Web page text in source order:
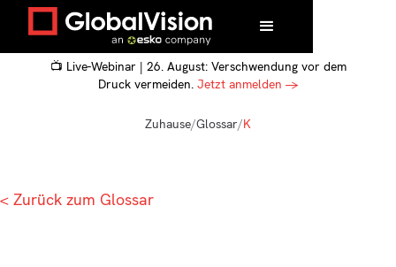
📺 Live-Webinar | 26. August: Verschwendung vor dem
Druck vermeiden. Jetzt anmelden →
Zuhause/Glossar/K
< Zurück zum Glossar